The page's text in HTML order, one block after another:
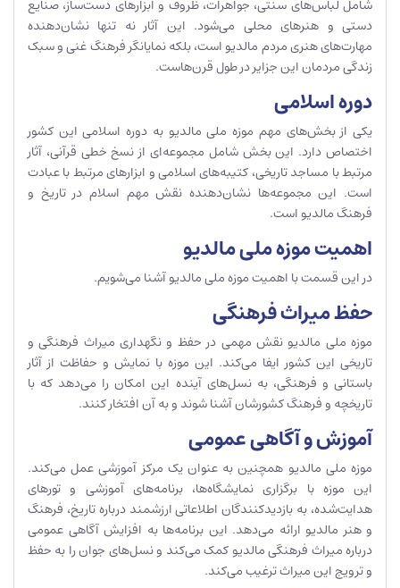
شامل لباس‌های سنتی، جواهرات، ظروف و ابزارهای دست‌ساز، صنایع
دستی و هنرهای محلی می‌شود. این آثار نه تنها نشان‌دهنده
مهارت‌های هنری مردم مالدیو است، بلکه نمایانگر فرهنگ غنی و سبک
زندگی مردمان این جزایر در طول قرن‌هاست.
دوره اسلامی
یکی از بخش‌های مهم موزه ملی مالدیو به دوره اسلامی این کشور
اختصاص دارد. این بخش شامل مجموعه‌ای از نسخ خطی قرآنی، آثار
مرتبط با مساجد تاریخی، کتیبه‌های اسلامی و ابزارهای مرتبط با عبادت
است. این مجموعه‌ها نشان‌دهنده نقش مهم اسلام در تاریخ و
فرهنگ مالدیو است.
اهمیت موزه ملی مالدیو
در این قسمت با اهمیت موزه ملی مالدیو آشنا می‌شویم.
حفظ میراث فرهنگی
موزه ملی مالدیو نقش مهمی در حفظ و نگهداری میراث فرهنگی و
تاریخی این کشور ایفا می‌کند. این موزه با نمایش و حفاظت از آثار
باستانی و فرهنگی، به نسل‌های آینده این امکان را می‌دهد که با
تاریخچه و فرهنگ کشورشان آشنا شوند و به آن افتخار کنند.
آموزش و آگاهی عمومی
موزه ملی مالدیو همچنین به عنوان یک مرکز آموزشی عمل می‌کند.
این موزه با برگزاری نمایشگاه‌ها، برنامه‌های آموزشی و تورهای
هدایت‌شده، به بازدیدکنندگان اطلاعاتی ارزشمند درباره تاریخ، فرهنگ
و هنر مالدیو ارائه می‌دهد. این برنامه‌ها به افزایش آگاهی عمومی
درباره میراث فرهنگی مالدیو کمک می‌کند و نسل‌های جوان را به حفظ
و ترویج این میراث ترغیب می‌کند.